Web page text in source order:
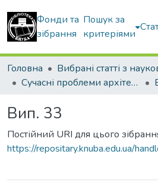
Фонди та
зібрання
Пошук за
критеріями
Головна
Сучасні проблеми архітектури та містобудування
Вип. 33
Постійний URI для цього
https://repositary.knuba.edu.ua/